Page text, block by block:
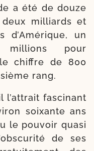
a été de douze
mil­liards et
d’Amérique, un
pour
chiffre de 800
rang.
fas­ci­nant
soixante ans
le pou­voir qua­si
de ses